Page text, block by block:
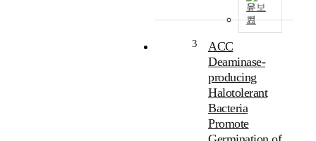
문보
기
3
ACC
Deaminase-
producing
Halotolerant
Bacteria
Promote